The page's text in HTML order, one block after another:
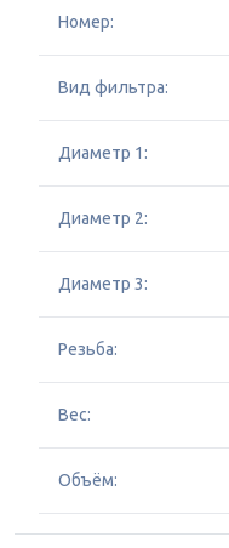
Номер:
Вид фильтра:
Диаметр 1:
Диаметр 2:
Диаметр 3:
Резьба:
Вес:
Объём: